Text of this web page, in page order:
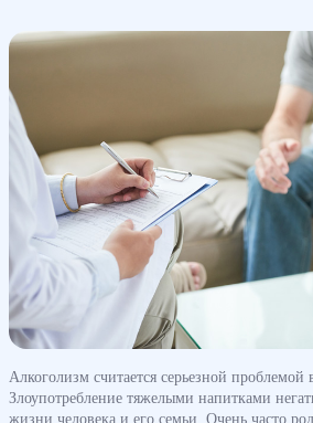
Алкоголизм считается серьезной проблемой
Злоупотребление тяжелыми напитками
жизни человека и его семьи. Очень часто